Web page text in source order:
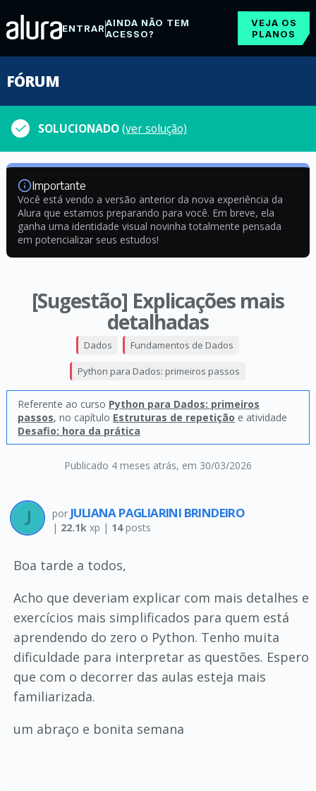
ENTRARAINDA NÃO TEM
ACESSO?
VEJA OS
PLANOS
FÓRUM
SOLUCIONADO(ver solução)
Importante
Você está vendo a versão anterior da nova experiência da
Alura que estamos preparando para você. Em breve, ela
ganha uma identidade visual novinha totalmente pensada
em potencializar seus estudos!
[Sugestão] Explicações mais
detalhadas
Publicado 4 meses atrás, em 30/03/2026
Dados Fundamentos de Dados
Python para Dados: primeiros passos
Referente ao curso Python para Dados: primeiros
passos, no capítulo Estruturas de repetição e atividade
Desafio: hora da prática
por JULIANA PAGLIARINI BRINDEIRO
| 22.1kxp | 14posts
Boa tarde a todos,
Acho que deveriam explicar com mais detalhes e
exercícios mais simplificados para quem está
aprendendo do zero o Python. Tenho muita
dificuldade para interpretar as questões. Espero
que com o decorrer das aulas esteja mais
familiarizada.
um abraço e bonita semana